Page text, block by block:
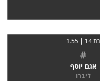
בת 14 | 1.55
#
אגם יוסף
ליברו